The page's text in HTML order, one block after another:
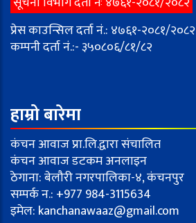
प्रेस काउन्सिल दर्ता नं.: ४७६१-२०८१/२०८२
कम्पनी दर्ता नं.:- ३५०८०६/८१/८२
हाम्रो बारेमा
कंचन आवाज प्रा.लि.द्वारा संचालित
कंचन आवाज डटकम अनलाइन
ठेगाना: बेलौरी नगरपालिका-४, कंचनपुर
सम्पर्क न.: +977 984-3115634
इमेल: kanchanawaaz@gmail.com